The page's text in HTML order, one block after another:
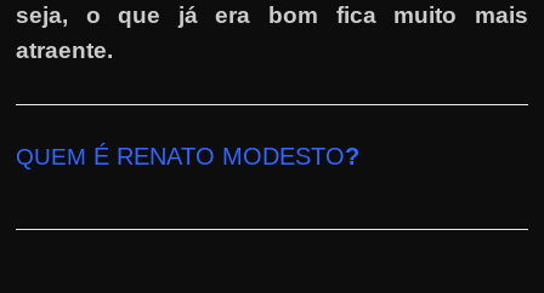
seja, o que já era bom fica muito mais
atraente.
QUEM É RENATO MODESTO?